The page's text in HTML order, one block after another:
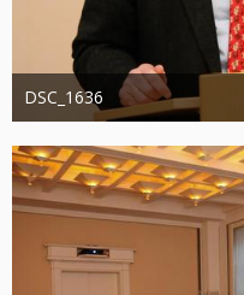
DSC_1636
Administrator
20. August 2019
1.306
0 0